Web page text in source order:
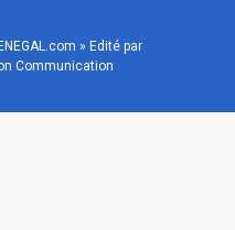
» Edité par
Communication